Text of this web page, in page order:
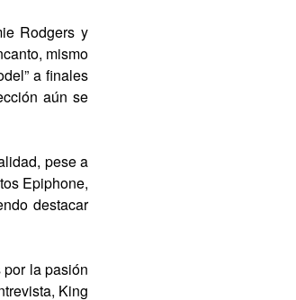
Rodgers y
mismo
a finales
aún se
pese a
Epiphone,
destacar
la pasión
King